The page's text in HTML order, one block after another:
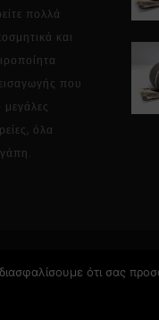
πολλά
και
που
όλα
ότι σας